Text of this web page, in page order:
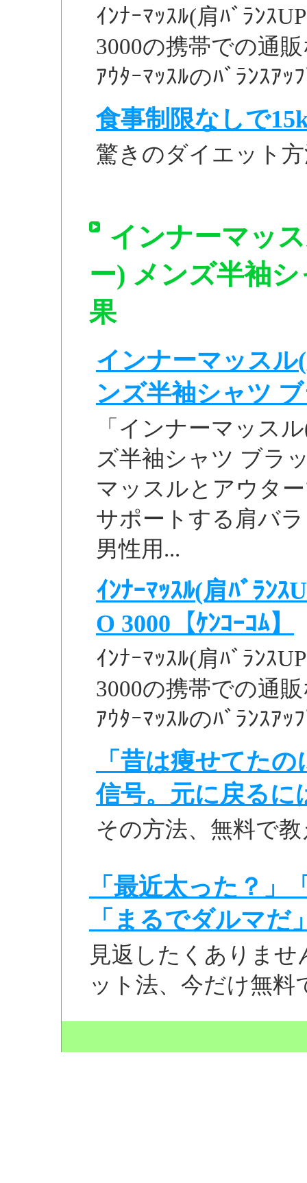
ｲﾝﾅｰﾏｯｽﾙ(肩ﾊﾞﾗﾝｽ
3000の携帯での通
ｱｳﾀｰﾏｯｽﾙのﾊﾞﾗﾝｽｱｯ
食事制限なしで
驚きのダイエット
インナーマッ
ー) メンズ半袖
果
インナーマッス
ンズ半袖シャツ
「インナーマッス
ズ半袖シャツ ブラ
マッスルとアウタ
サポートする肩バ
男性用...
ｲﾝﾅｰﾏｯｽﾙ(肩ﾊﾞﾗﾝｽ
O 3000【ｹﾝｺｰｺﾑ】
ｲﾝﾅｰﾏｯｽﾙ(肩ﾊﾞﾗﾝｽ
3000の携帯での通
ｱｳﾀｰﾏｯｽﾙのﾊﾞﾗﾝｽｱｯ
「昔は痩せてた
信号。元に戻るに
その方法、無料で
「最近太った？
「まるでダルマだ
見返したくありま
ット法、今だけ無料